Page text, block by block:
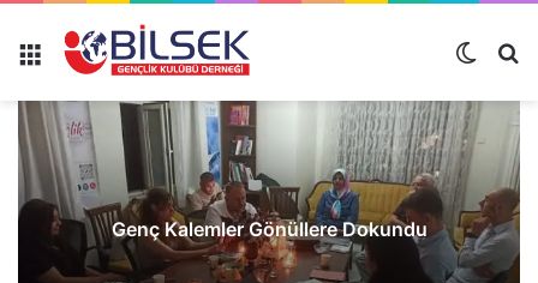
Genç Kalemler Gönüllere Dokundu